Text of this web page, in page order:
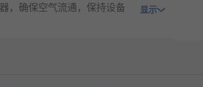
，确保空气流通，保持设备
显示